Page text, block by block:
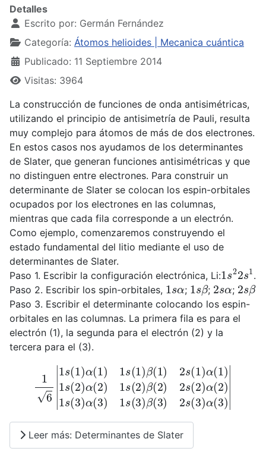
Detalles
Escrito por: Germán Fernández
Categoría: Átomos helioides | Mecanica cuántica
Publicado: 11 Septiembre 2014
Visitas: 3964
La construcción de funciones de onda antisimétricas,
utilizando el principio de antisimetría de Pauli, resulta
muy complejo para átomos de más de dos electrones.
En estos casos nos ayudamos de los determinantes
de Slater, que generan funciones antisimétricas y que
no distinguen entre electrones. Para construir un
determinante de Slater se colocan los espin-orbitales
ocupados por los electrones en las columnas,
mientras que cada fila corresponde a un electrón.
Como ejemplo, comenzaremos construyendo el
estado fundamental del litio mediante el uso de
determinantes de Slater.
Paso 1. Escribir la configuración electrónica, Li:1 22 s .
Paso 2. Escribir los spin-orbitales, 1sα; 1sβ; 2sα; 2s β
Paso 3. Escribir el determinante colocando los espin-
orbitales en las columnas. La primera fila es para el
electrón (1), la segunda para el electrón (2) y la
tercera para el (3).
α( )1s( )β ( 2 (1 ) α(1) (2 )α ( )1s(
Leer más: Determinantes de Slater